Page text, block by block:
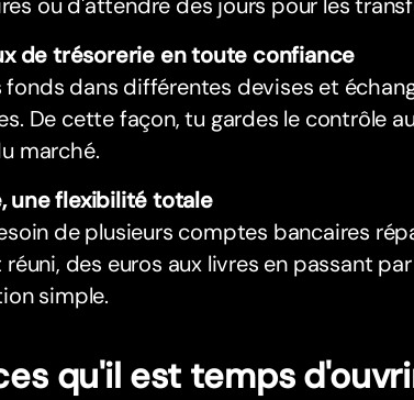
de trésorerie en toute confiance
fonds dans différentes devises et
De cette façon, tu gardes le contrôle
marché.
une flexibilité totale
de plusieurs comptes bancaires
réuni, des euros aux livres en passant
simple.
qu'il est temps